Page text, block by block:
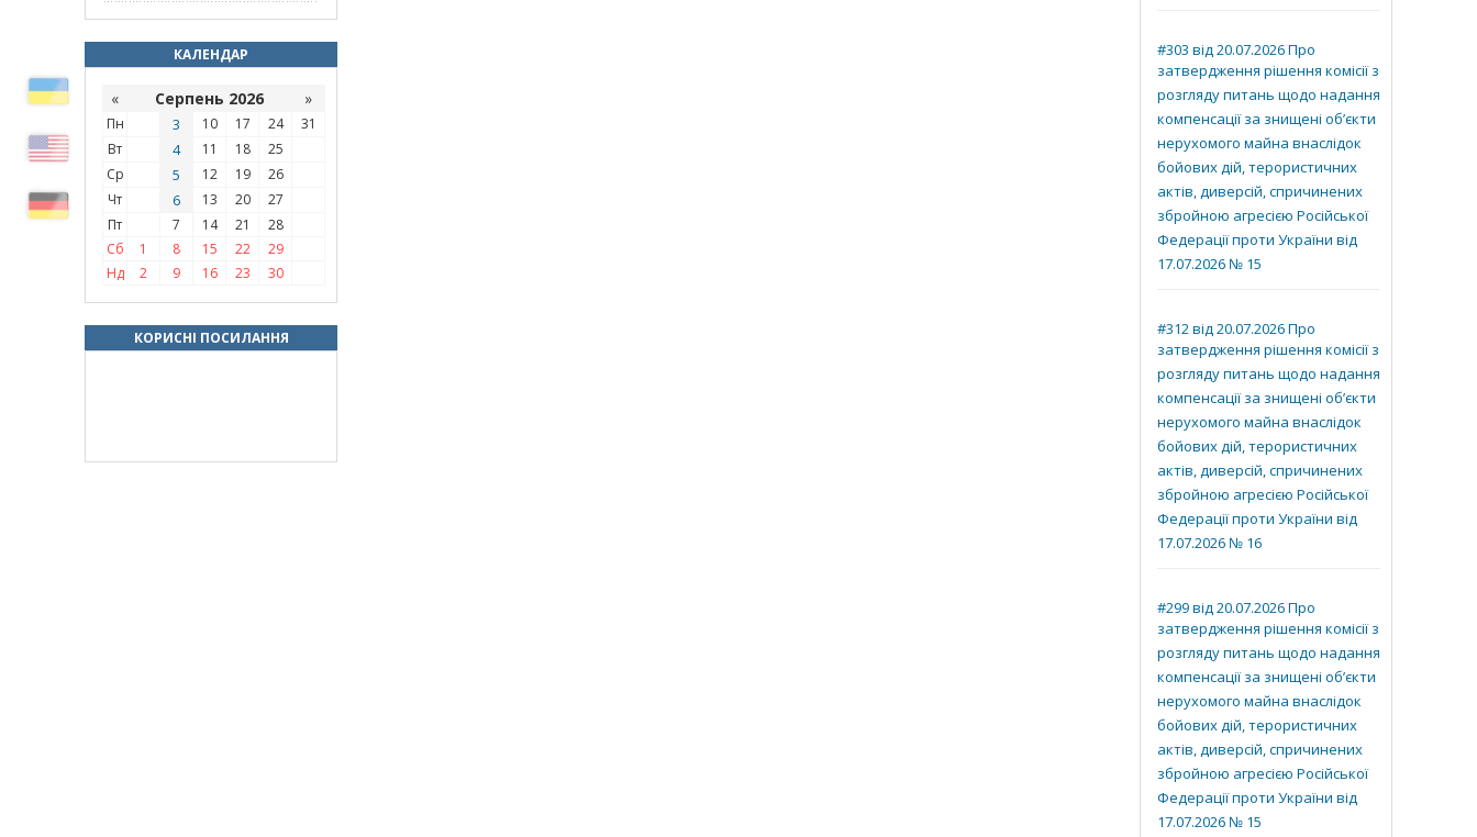
КАЛЕНДАР
« Серпень 2026 »
Пн 3 10 17 24
31
Вт
4 11 18
25
Ср
5 12 19
26
Чт
6 13 20
27
Пт
7 14 21
28
Сб
1 8 15 22
29
Нд
2 9 16 23 30
КОРИСНІ ПОСИЛАННЯ
#303 від 20.07.2026 Про
затвердження рішення комісії з
розгляду питань щодо надання
компенсації за знищені об’єкти
нерухомого майна внаслідок
бойових дій, терористичних
актів, диверсій, спричинених
збройною агресією Російської
Федерації проти України від
17.07.2026 № 15
#312 від 20.07.2026 Про
затвердження рішення комісії з
розгляду питань щодо надання
компенсації за знищені об’єкти
нерухомого майна внаслідок
бойових дій, терористичних
актів, диверсій, спричинених
збройною агресією Російської
Федерації проти України від
17.07.2026 № 16
#299 від 20.07.2026 Про
затвердження рішення комісії з
розгляду питань щодо надання
компенсації за знищені об’єкти
нерухомого майна внаслідок
бойових дій, терористичних
актів, диверсій, спричинених
збройною агресією Російської
Федерації проти України від
17.07.2026 № 15